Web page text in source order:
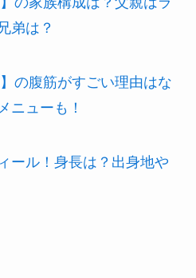
弟は？
の腹筋がすごい理由はな
ニューも！
ール！身長は？出身地や